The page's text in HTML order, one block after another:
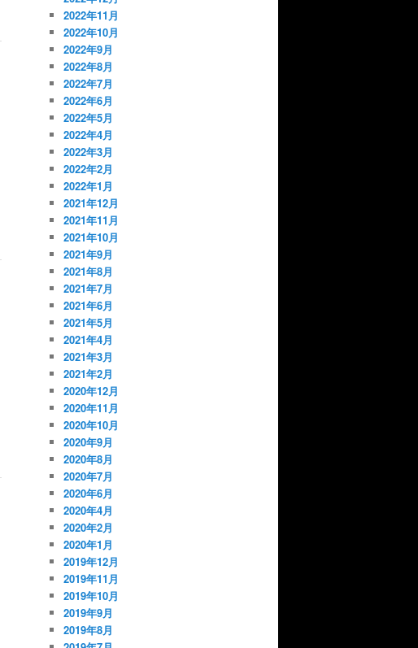
2022年11月
2022年10月
2022年9月
2022年8月
2022年7月
2022年6月
2022年5月
2022年4月
2022年3月
2022年2月
2022年1月
2021年12月
2021年11月
2021年10月
2021年9月
2021年8月
2021年7月
2021年6月
2021年5月
2021年4月
2021年3月
2021年2月
2020年12月
2020年11月
2020年10月
2020年9月
2020年8月
2020年7月
2020年6月
2020年4月
2020年2月
2020年1月
2019年12月
2019年11月
2019年10月
2019年9月
2019年8月